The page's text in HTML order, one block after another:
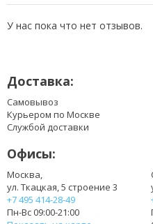
У нас пока что нет отзывов.
Доставка:
Самовывоз
Курьером по Москве
Службой доставки
Офисы:
Москва,
ул. Ткацкая, 5 строение 3
+7 495 414-28-49
Пн-Вс 09:00-21:00